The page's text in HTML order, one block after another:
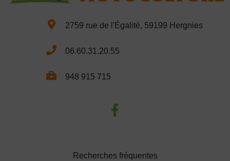
2759 rue de l'Égalité, 59199 Hergnies
06.60.31.20.55
948 915 715
Recherches fréquentes